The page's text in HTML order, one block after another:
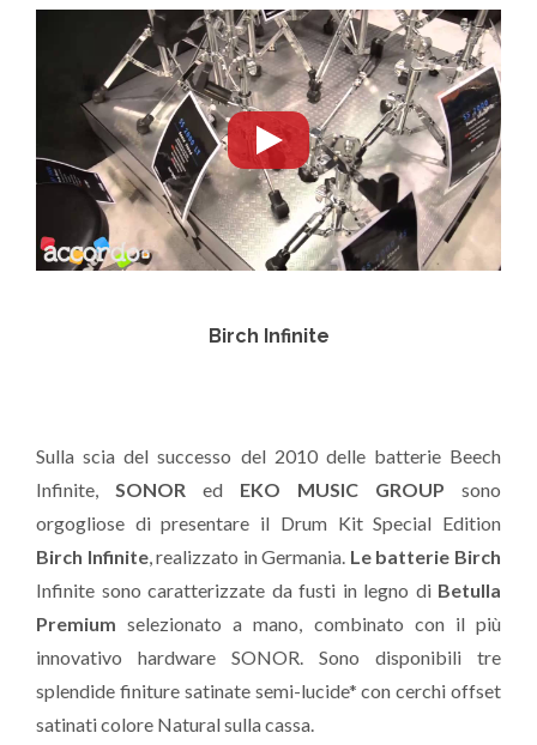
Birch Infinite
Sulla scia del successo del 2010 delle batterie Beech
Infinite, SONOR ed EKO MUSIC GROUP sono
orgogliose di presentare il Drum Kit Special Edition
Birch Infinite, realizzato in Germania. Le batterie Birch
Infinite sono caratterizzate da fusti in legno di Betulla
Premium selezionato a mano, combinato con il più
innovativo hardware SONOR. Sono disponibili tre
splendide finiture satinate semi-lucide* con cerchi offset
satinati colore Natural sulla cassa.